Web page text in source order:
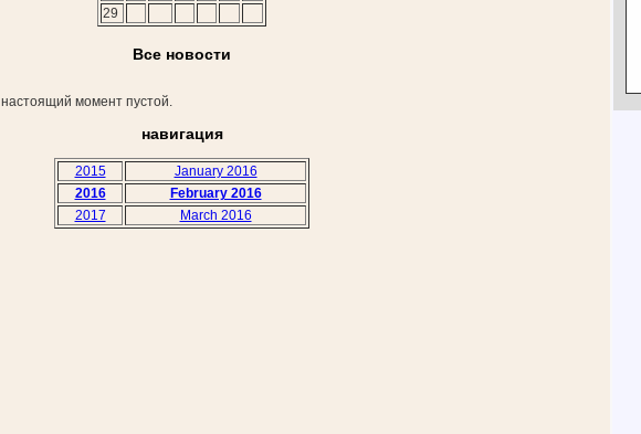
29
Все новости
момент пустой.
навигация
2015
January 2016
2016
February 2016
2017
March 2016